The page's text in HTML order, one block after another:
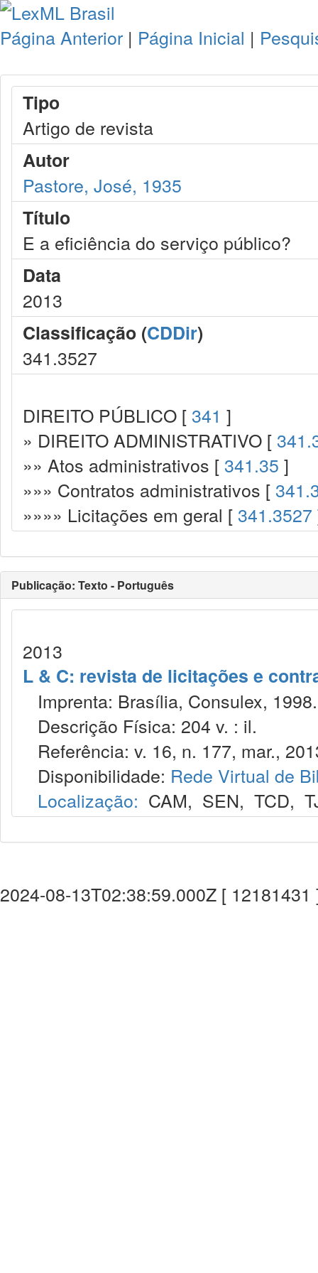
Página Anterior | Página Inicial |
Tipo
Artigo de revista
Autor
Pastore, José, 1935
Título
E a eficiência do serviço público?
Data
2013
Classificação (CDDir)
341.3527
DIREITO PÚBLICO [ 341 ]
» DIREITO ADMINISTRATIVO [
»» Atos administrativos [ 341.35 ]
»»» Contratos administrativos [
»»»» Licitações em geral [ 341.3527
Publicação: Texto - Português
2013
L & C: revista de licitações e
Imprenta: Brasília, Consulex, 1998.
Descrição Física: 204 v. : il.
Referência: v. 16, n. 177, mar.,
Disponibilidade: Rede Virtual de
Localização: CAM, SEN, TCD,
2024-08-13T02:38:59.000Z [ 12181431